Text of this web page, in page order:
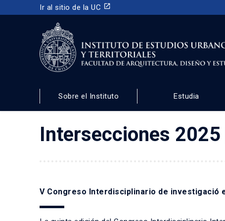
Ir al sitio de la UC launch
Y TERRITORIALES
FACULTAD DE ARQUITECTURA, DISEÑO Y ESTUDIOS
Sobre el Instituto Estudia
Intersecciones
V Congreso Interdisciplinario de